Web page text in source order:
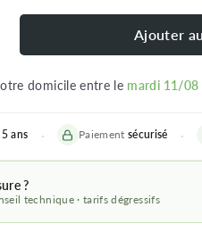
Ajouter
domicile entre le mardi 11/08
5 ans Paiementsécurisé
?
technique · tarifs dégressifs